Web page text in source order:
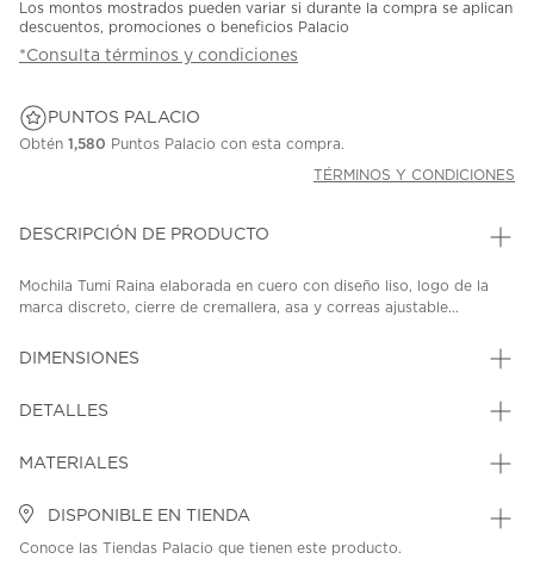
Los montos mostrados pueden variar si durante la compra se aplican
descuentos, promociones o beneficios Palacio
*Consulta términos y condiciones
PUNTOS PALACIO
Obtén 1,580 Puntos Palacio con esta compra.
TÉRMINOS Y CONDICIONES
DESCRIPCIÓN DE PRODUCTO
Mochila Tumi Raina elaborada en cuero con diseño liso, logo de la
marca discreto, cierre de cremallera, asa y correas ajustable...
DIMENSIONES
DETALLES
MATERIALES
DISPONIBLE EN TIENDA
Conoce las Tiendas Palacio que tienen este producto.